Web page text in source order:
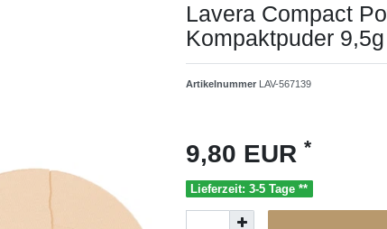
Lavera Compact
Kompaktpuder 9,5g
Artikelnummer LAV-567139
9,80 EUR *
Lieferzeit: 3-5 Tage **